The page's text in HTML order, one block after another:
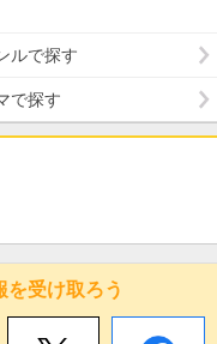
ルで探す
で探す
を受け取ろう